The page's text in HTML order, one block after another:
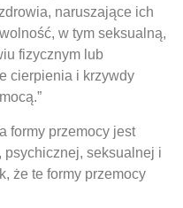
naruszające ich
w tym seksualną,
fizycznym lub
cierpienia i krzywdy
formy przemocy jest
seksualnej i
że te formy przemocy